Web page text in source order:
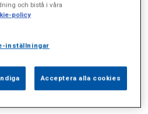
och bistå i våra
policy
inställningar
Acceptera alla cookies